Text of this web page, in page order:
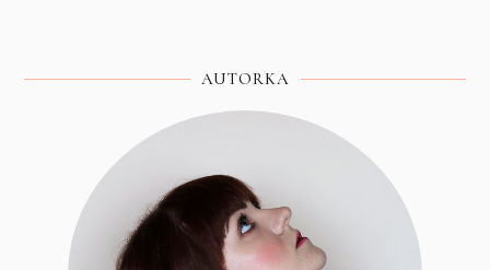
AUTORKA